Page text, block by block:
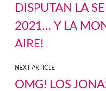
DISPUTAN LA
2021… Y LA
AIRE!
NEXT ARTICLE
OMG! LOS